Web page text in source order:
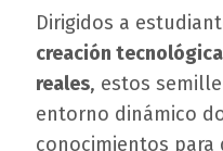
texto
bloque
texto
Dirigidos a
creación tecnológica
reales, estos
entorno dinámico
conocimientos